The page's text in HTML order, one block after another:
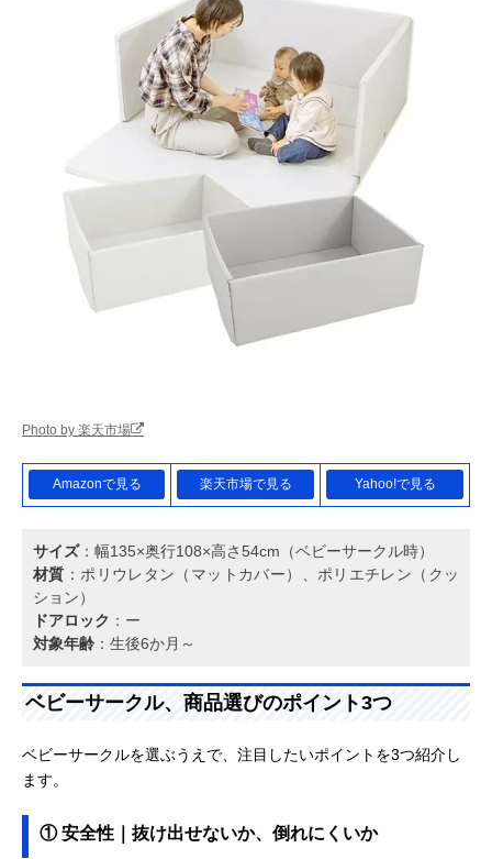
Photo by 楽天市場
Amazonで見る 楽天市場で見る Yahoo!で見る
サイズ：幅135×奥行108×高さ54cm（ベビーサークル時）
材質 ：ポリウレタン（マットカバー）、ポリエチレン（クッ
ション）
ドアロック ：ー
対象年齢 ：生後6か月～
ベビーサークル、商品選びのポイント3つ
ベビーサークルを選ぶうえで、注目したいポイントを3つ紹介し
ます。
① 安全性｜抜け出せないか、倒れにくいか